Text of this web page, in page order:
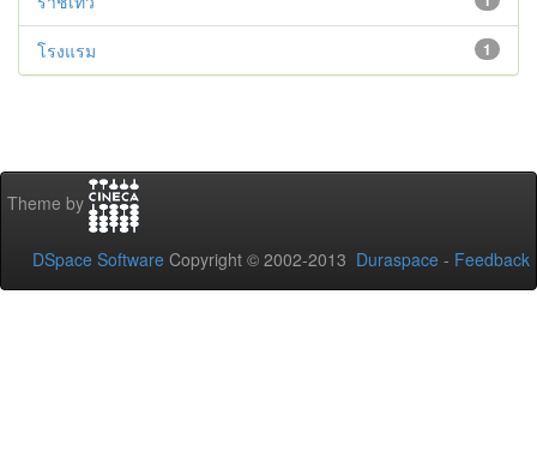
1
โรงแรม
Theme by
DSpace Software Copyright © 2002-2013 Duraspace - Feedback